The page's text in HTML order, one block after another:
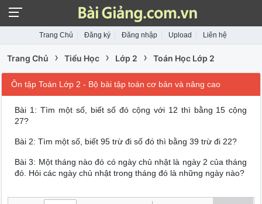
Trang Chủ Đăng ký Đăng nhập Upload Liên hệ
Trang Chủ › Tiểu Học › Lớp 2 › Toán Học Lớp 2
Ôn tập Toán Lớp 2 - Bộ bài tập toán cơ bản và nâng cao
Bài 1: Tìm một số, biết số đó cộng với 12 thì bằng 15 cộng
27?
Bài 2: Tìm một số, biết 95 trừ đi số đó thì bằng 39 trừ đi 22?
Bài 3: Một tháng nào đó có ngày chủ nhật là ngày 2 của tháng
đó. Hỏi các ngày chủ nhật trong tháng đó là những ngày nào?